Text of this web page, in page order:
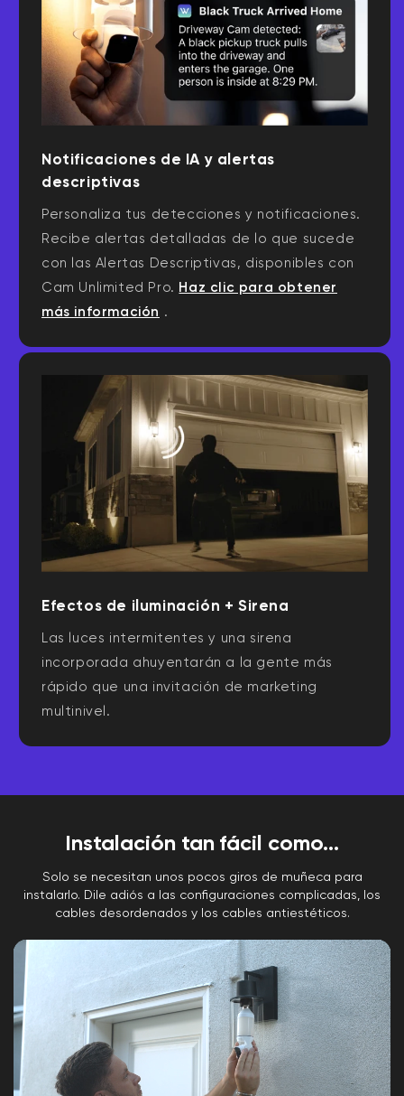
Notificaciones de IA y alertas
descriptivas
Personaliza tus detecciones y notificaciones.
Recibe alertas detalladas de lo que sucede
con las Alertas Descriptivas, disponibles con
Cam Unlimited Pro. Haz clic para obtener
más información .
Efectos de iluminación + Sirena
Las luces intermitentes y una sirena
incorporada ahuyentarán a la gente más
rápido que una invitación de marketing
multinivel.
Instalación tan fácil como...
Solo se necesitan unos pocos giros de muñeca para
instalarlo. Dile adiós a las configuraciones complicadas, los
cables desordenados y los cables antiestéticos.